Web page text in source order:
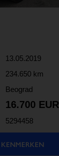
13.05.2019
234.650 km
Beograd
16.700 EUR
5294458